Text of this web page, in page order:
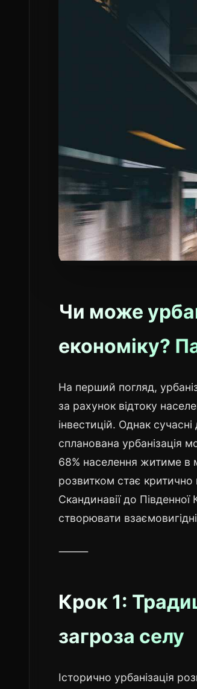
Чи може
економіку?
На перший погляд,
за рахунок відтоку
інвестицій. Однак
спланована урбанізація
68% населення житиме в
розвитком стає
Скандинавії до
створювати
⸻
Крок 1:
загроза селу
Історично урбанізація